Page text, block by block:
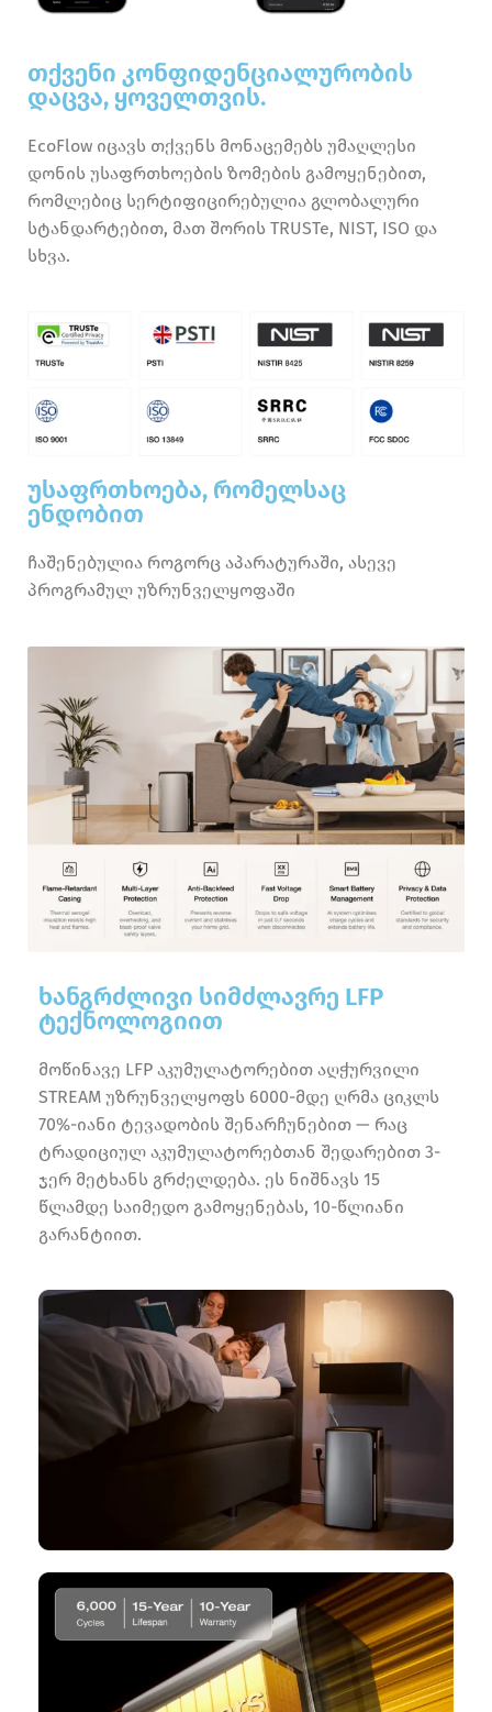
თქვენი კონფიდენციალურობის
დაცვა, ყოველთვის.
EcoFlow იცავს თქვენს მონაცემებს უმაღლესი
დონის უსაფრთხოების ზომების გამოყენებით,
რომლებიც სერტიფიცირებულია გლობალური
სტანდარტებით, მათ შორის TRUSTe, NIST, ISO და
სხვა.
უსაფრთხოება, რომელსაც
ენდობით
ჩაშენებულია როგორც აპარატურაში, ასევე
პროგრამულ უზრუნველყოფაში
ხანგრძლივი სიმძლავრე LFP
ტექნოლოგიით
მოწინავე LFP აკუმულატორებით აღჭურვილი
STREAM უზრუნველყოფს 6000-მდე ღრმა ციკლს
70%-იანი ტევადობის შენარჩუნებით — რაც
ტრადიციულ აკუმულატორებთან შედარებით 3-
ჯერ მეტხანს გრძელდება. ეს ნიშნავს 15
წლამდე საიმედო გამოყენებას, 10-წლიანი
გარანტიით.